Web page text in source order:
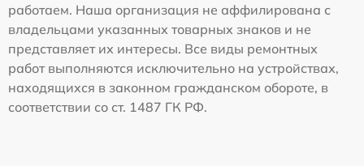
работаем. Наша организация не аффилирована с
владельцами указанных товарных знаков и не
представляет их интересы. Все виды ремонтных
работ выполняются исключительно на устройствах,
находящихся в законном гражданском обороте, в
соответствии со ст. 1487 ГК РФ.